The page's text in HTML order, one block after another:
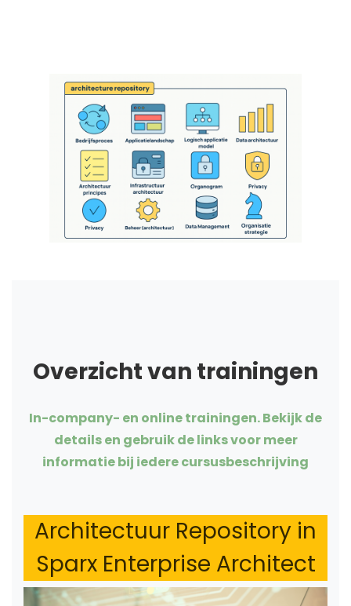
Overzicht van trainingen
In-company- en online trainingen. Bekijk de
details en gebruik de links voor meer
informatie bij iedere cursusbeschrijving
Architectuur Repository in
Sparx Enterprise Architect